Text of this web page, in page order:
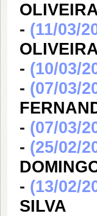
- (11/03/
- (10/03/
- (07/03/
- (07/03/
- (25/02/
- (13/02/
SILVA